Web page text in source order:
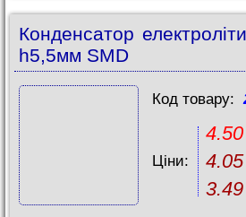
Конденсатор
h5,5мм SMD
Код товару:
Ціни: